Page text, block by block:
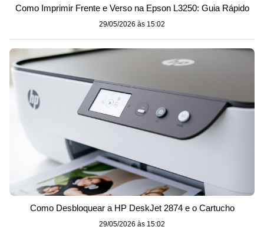
Como Imprimir Frente e Verso na Epson L3250: Guia Rápido
29/05/2026 às 15:02
Como Desbloquear a HP DeskJet 2874 e o Cartucho
29/05/2026 às 15:02